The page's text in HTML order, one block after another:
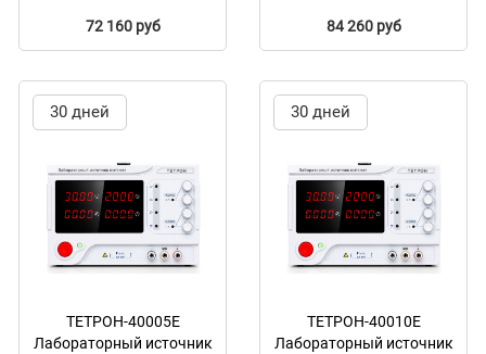
72 160 руб 84 260 руб
30 дней
ТЕТРОН-40005Е
Лабораторный источник
30 дней
ТЕТРОН-40010Е
Лабораторный источник